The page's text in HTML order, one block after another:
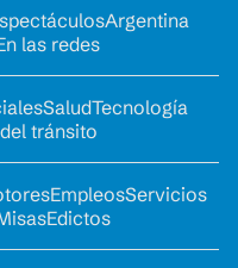
Argentina
las redes
SaludTecnología
tránsito
EmpleosServicios
Edictos